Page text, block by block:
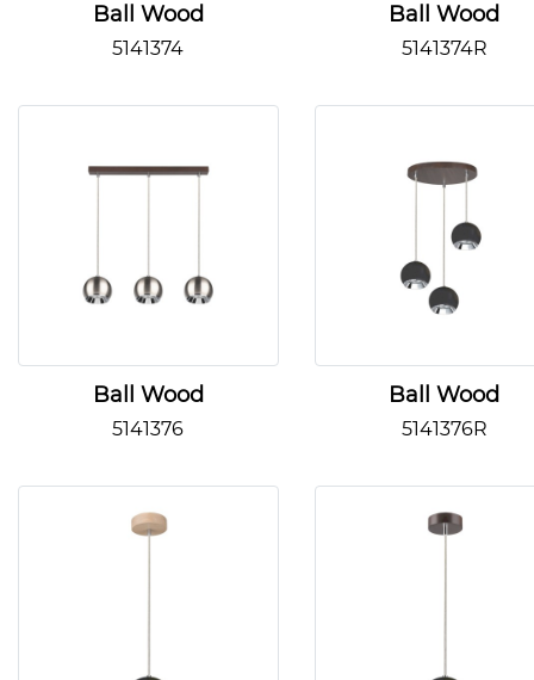
Ball Wood
5141374
Ball Wood
5141374R
Ball Wood
5141376
Ball Wood
5141376R